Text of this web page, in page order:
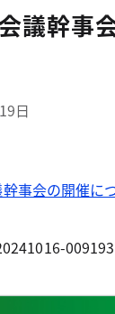
議幹事
日
事会の開催に
009193